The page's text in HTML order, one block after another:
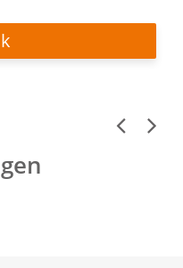
Previous
Next